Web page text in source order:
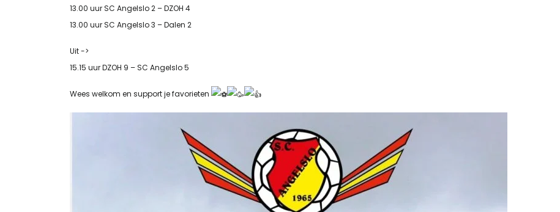
13.00 uur SC Angelslo 2 – DZOH 4
13.00 uur SC Angelslo 3 – Dalen 2
Uit ->
15.15 uur DZOH 9 – SC Angelslo 5
Wees welkom en support je favorieten